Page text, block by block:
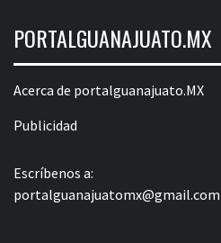
PORTALGUANAJUATO.MX
Acerca de portalguanajuato.MX
Publicidad
Escríbenos a:
portalguanajuatomx@gmail.com